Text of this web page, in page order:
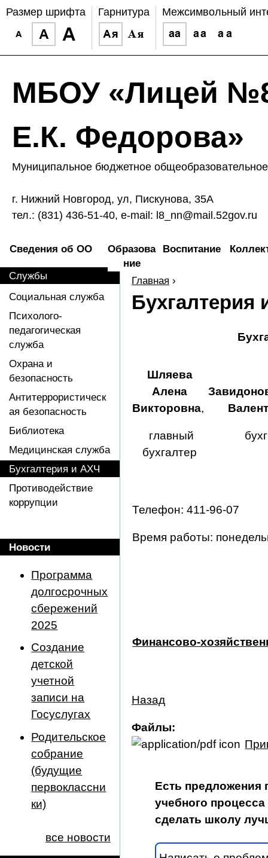
Размер шрифта Гарнитура Межсимвольный
МБОУ «Лицей
Е.К. Федорова»
Муниципальное бюджетное
г. Нижний Новгород, ул, Пискунова, 35А
тел.: (831) 436-51-40, e-mail: l8_nn@mail.52gov.ru
Главная ›
Бухгалтерия
Шляева
Алена
Викторовна,
главный
бухгалтер
Телефон: 411-96-07
Время работы:
Финансово-
Назад
Файлы:
Есть предложения
учебного процесса
сделать школу
Сведения об ОО
Образова
ние
Воспитание
Службы
Социальная служба
Психолого-
педагогическая
служба
Охрана и
безопасность
Антитеррористическ
ая безопасность
Библиотека
Медицинская служба
Бухгалтерия и АХЧ
Противодействие
коррупции
Новости
Программа
долгосрочных
сбережений
2025
Создание
детской
учетной
записи на
Госуслугах
Родительское
собрание
(будущие
первоклассни
ки)
все новости